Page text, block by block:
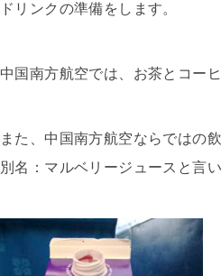
ドリンクの準備をします。
中国南方航空では、お茶とコー
また、中国南方航空ならではの
別名：マルベリージュースと言い